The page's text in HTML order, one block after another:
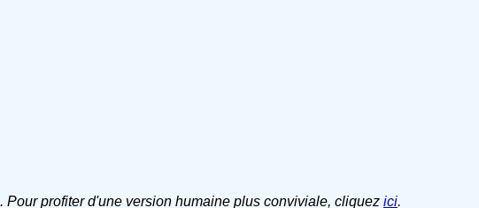
profiter d'une version humaine plus conviviale, cliquez ici.